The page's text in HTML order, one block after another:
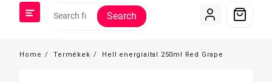
Search
Home Termékek Hell energiaital 250ml Red Grape